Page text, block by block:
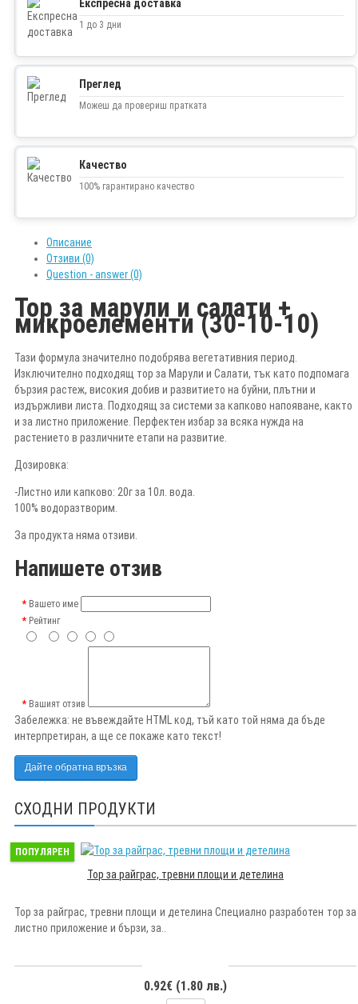
Експресна доставка
1 до 3 дни
Преглед
Можеш да провериш пратката
Качество
100% гарантирано качество
Описание
Отзиви (0)
Question - answer (0)
Тор за марули и салати +
микроелементи (30-10-10)
Тази формула значително подобрява вегетативния период.
Изключително подходящ тор за Марули и Салати, тък като подпомага
бързия растеж, високия добив и развитието на буйни, плътни и
издържливи листа. Подходящ за системи за капково напояване, както
и за листно приложение. Перфектен избар за всяка нужда на
растението в различните етапи на развитие.
Дозировка:
-Листно или капково: 20г за 10л. вода.
100% водоразтворим.
За продукта няма отзиви.
Напишете отзив
Вашето име
Рейтинг
Вашият отзив
Забележка: не въвеждайте HTML код, тъй като той няма да бъде
интерпретиран, а ще се покаже като текст!
Дайте обратна връзка
СХОДНИ ПРОДУКТИ
ПОПУЛЯРЕН
Тор за райграс, тревни площи и детелина
Тор за райграс, тревни площи и детелина Специално разработен тор за
листно приложение и бързи, за..
0.92€ (1.80 лв.)